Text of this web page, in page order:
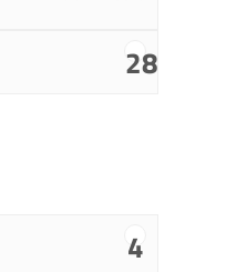
28
4